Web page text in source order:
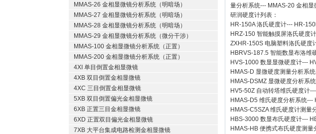
MMAS-26 金相显微镜分析系统（明暗场）
MMAS-27 金相显微镜分析系统（明暗场）
MMAS-28 金相显微镜分析系统（明暗场）
MMAS-29 金相显微镜分析系统（微分干涉）
MMAS-100 金相显微镜分析系统（正置）
MMAS-200 金相显微镜分析系统（正置）
4XI 单目倒置金相显微镜
4XB 双目倒置金相显微镜
4XC 三目倒置金相显微镜
5XB 双目倒置偏光金相显微镜
6XB 正置三目金相显微镜
6XD 正置双目偏光金相显微镜
7XB 大平台集成电路检测金相显微镜
量分析系统--- MMAS-20 金相显
研润硬度计列表：
HR-150A 洛氏硬度计--- HR-
HRZ-150 智能触摸屏洛氏硬度计
ZXHR-150S 电脑塑料洛氏硬度
HBRVS-187.5 智能数显布洛维
HVS-1000 数显显微硬度计---
HMAS-D 显微硬度测量分析系统
HMAS-DSMZ 显微硬度分析系统
HV5-50Z 自动转塔维氏硬度计---
HMAS-D5 维氏硬度分析系统---
HMAS-C5SZA 维氏硬度计测量
HBS-3000 数显布氏硬度计---
HMAS-HB 便携式布氏硬度测量